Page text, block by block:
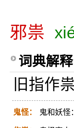
邪祟
词典解释
旧指作
鬼怪： 鬼和妖怪